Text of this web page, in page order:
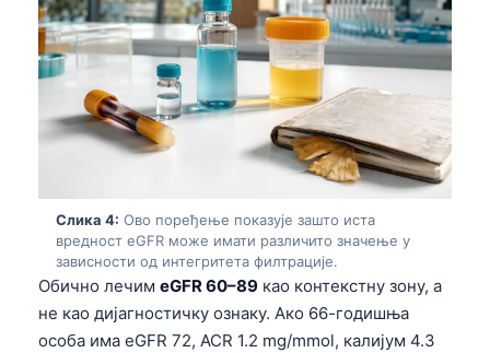
Слика 4: Ово поређење показује зашто иста
вредност eGFR може имати различито значење у
зависности од интегритета филтрације.
Обично лечим eGFR 60–89 као контекстну зону, а
не као дијагностичку ознаку. Ако 66-годишња
особа има eGFR 72, ACR 1.2 mg/mmol, калијум 4.3